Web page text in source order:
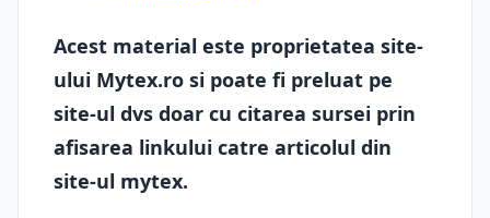
Acest material este proprietatea site-
ului Mytex.ro si poate fi preluat pe
site-ul dvs doar cu citarea sursei prin
afisarea linkului catre articolul din
site-ul mytex.